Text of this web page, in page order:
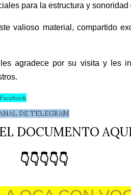
para la estructura y sonoridad
valioso material, compartido
agradece por su visita y les
DE TELEGRAM
DOCUMENTO
👇👇👇👇👇